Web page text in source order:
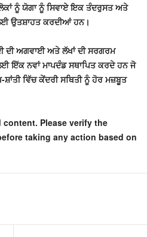
ਨੂੰ ਯੋਗਾ ਨੂੰ ਸਿਵਾਏ ਇਕ ਤੰਦਰੁਸਤ ਅਤੇ
ਉਤਸ਼ਾਹਤ ਕਰਦੀਆਂ ਹਨ।
ਦੀ ਅਗਵਾਈ ਅਤੇ ਲੱਖਾਂ ਦੀ ਸਰਗਰਮ
ਇੱਕ ਨਵਾਂ ਮਾਪਦੰਡ ਸਥਾਪਿਤ ਕਰਦੇ ਹਨ ਜੋ
ਵਿੱਚ ਕੇਂਦਰੀ ਸਥਿਤੀ ਨੂੰ ਹੋਰ ਮਜ਼ਬੂਤ
Please verify the
taking any action based on